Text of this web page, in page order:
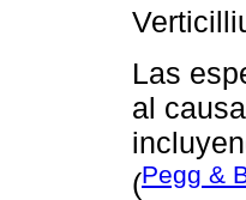
Las
al
(Pegg &